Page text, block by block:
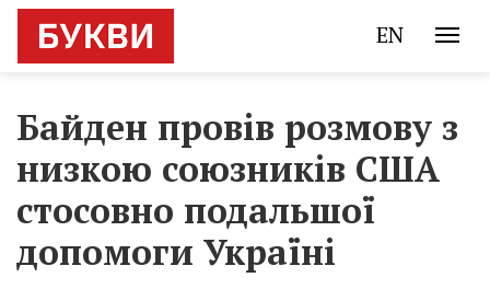
EN
Байден провів розмову з
низкою союзників США
стосовно подальшої
допомоги Україні